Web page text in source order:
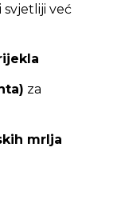
svjetliji već
za
mrlja